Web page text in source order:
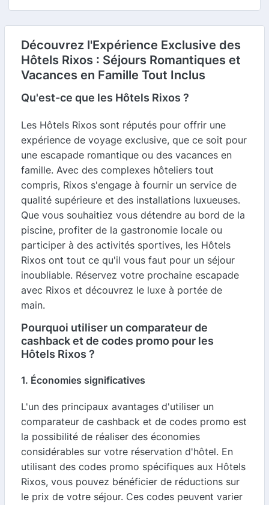
Découvrez l'Expérience Exclusive des
Hôtels Rixos : Séjours Romantiques et
Vacances en Famille Tout Inclus
Qu'est-ce que les Hôtels Rixos ?
Les Hôtels Rixos sont réputés pour offrir une
expérience de voyage exclusive, que ce soit pour
une escapade romantique ou des vacances en
famille. Avec des complexes hôteliers tout
compris, Rixos s'engage à fournir un service de
qualité supérieure et des installations luxueuses.
Que vous souhaitiez vous détendre au bord de la
piscine, profiter de la gastronomie locale ou
participer à des activités sportives, les Hôtels
Rixos ont tout ce qu'il vous faut pour un séjour
inoubliable. Réservez votre prochaine escapade
avec Rixos et découvrez le luxe à portée de
main.
Pourquoi utiliser un comparateur de
cashback et de codes promo pour les
Hôtels Rixos ?
1. Économies significatives
L'un des principaux avantages d'utiliser un
comparateur de cashback et de codes promo est
la possibilité de réaliser des économies
considérables sur votre réservation d'hôtel. En
utilisant des codes promo spécifiques aux Hôtels
Rixos, vous pouvez bénéficier de réductions sur
le prix de votre séjour. Ces codes peuvent varier